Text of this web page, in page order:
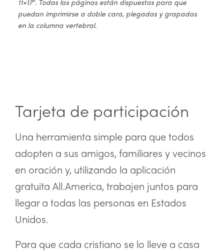
puedan imprimirse a doble cara, plegadas y grapadas
en la columna vertebral.
Tarjeta de participación
Una herramienta simple para que todos
adopten a sus amigos, familiares y vecinos
en oración y, utilizando la aplicación
gratuita All.America, trabajen juntos para
llegar a todas las personas en Estados
Unidos.
Para que cada cristiano se lo lleve a casa